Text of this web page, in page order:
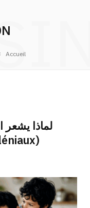
Accueil
لماذا يشعر
(Milléniaux) بكل هذا الإنهاك